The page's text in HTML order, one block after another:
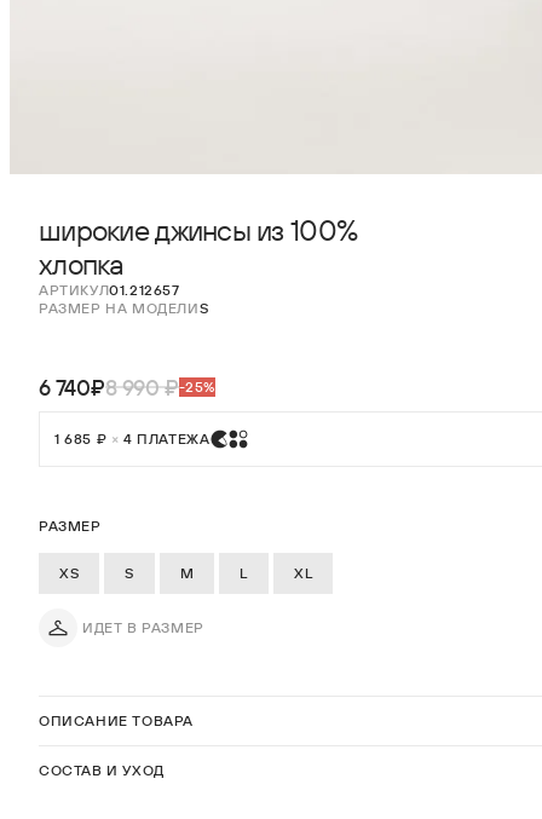
широкие джинсы из 100%
хлопка
АРТИКУЛ01.212657
РАЗМЕР НА МОДЕЛИS
ОПИСАНИЕ ТОВАРА
СОСТАВ И УХОД
РАЗМЕР
XS S M L XL
ИДЕТ В РАЗМЕР
6 740₽8 990 ₽-25%
1 685 ₽ × 4 ПЛАТЕЖА